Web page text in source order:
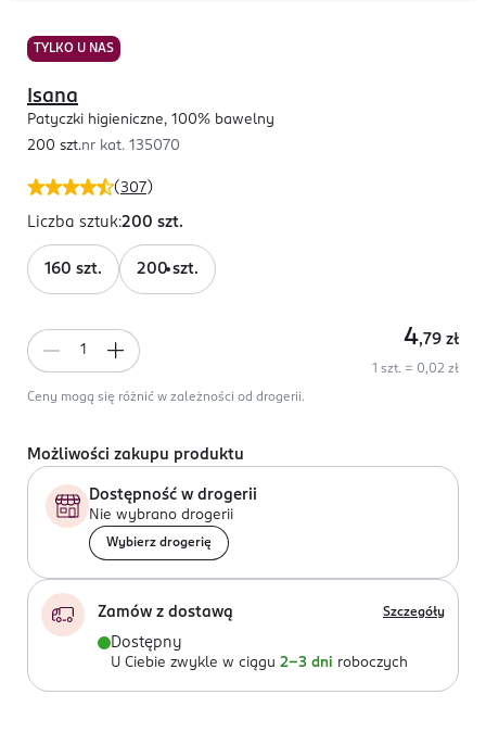
TYLKO U NAS
(307)
Isana
Patyczki higieniczne, 100% bawelny
200 szt.nr kat. 135070
Liczba sztuk:200 szt.
160 szt. 200 szt.
4,79 zł
1 szt. = 0,02 zł
Ceny mogą się różnić w zależności od drogerii.
Możliwości zakupu produktu
Dostępność w drogerii
Nie wybrano drogerii
Wybierz drogerię
Zamów z dostawą Szczegóły
Dostępny
U Ciebie zwykle w ciągu 2-3 dni roboczych